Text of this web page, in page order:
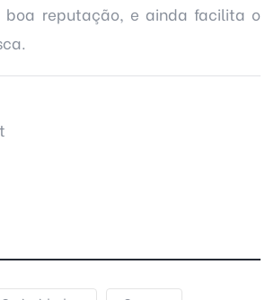
boa reputação, e ainda facilita o